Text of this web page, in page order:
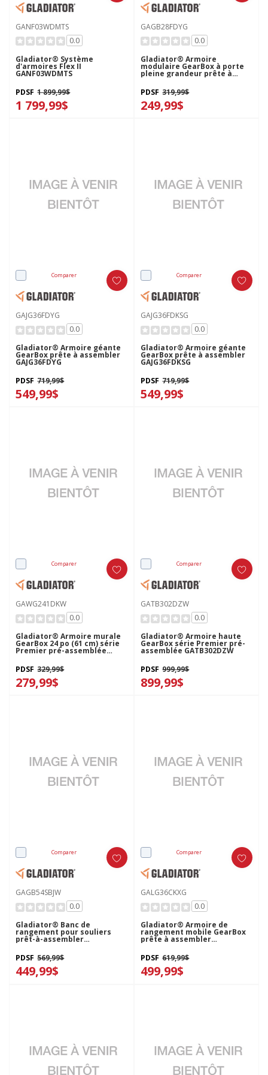
GANF03WDMTS
0.0
Gladiator® Système
d'armoires Flex II
GANF03WDMTS
PDSF 1 899,99$
1 799,99$
GAGB28FDYG
0.0
Gladiator® Armoire
modulaire GearBox à porte
pleine grandeur prête à
assembler GAGB28FDYG
PDSF 319,99$
249,99$
Comparer
GAJG36FDYG
0.0
Gladiator® Armoire géante
GearBox prête à assembler
GAJG36FDYG
PDSF 719,99$
549,99$
Comparer
GAJG36FDKSG
0.0
Gladiator® Armoire géante
GearBox prête à assembler
GAJG36FDKSG
PDSF 719,99$
549,99$
Comparer
GAWG241DKW
0.0
Gladiator® Armoire murale
GearBox 24 po (61 cm) série
Premier pré-assemblée
GAWG241DKW
PDSF 329,99$
279,99$
Comparer
GATB302DZW
0.0
Gladiator® Armoire haute
GearBox série Premier pré-
assemblée GATB302DZW
PDSF 999,99$
899,99$
Comparer
GAGB54SBJW
0.0
Gladiator® Banc de
rangement pour souliers
prêt-à-assembler
GAGB54SBJW
PDSF 569,99$
449,99$
Comparer
GALG36CKXG
0.0
Gladiator® Armoire de
rangement mobile GearBox
prête à assembler
GALG36CKXG
PDSF 619,99$
499,99$